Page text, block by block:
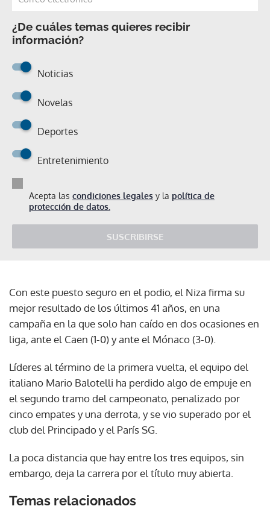
¿De cuáles temas quieres recibir
información?
Noticias
Novelas
Deportes
Entretenimiento
Acepta las condiciones legales y la política de
protección de datos.
SUSCRIBIRSE
Con este puesto seguro en el podio, el Niza firma su
mejor resultado de los últimos 41 años, en una
campaña en la que solo han caído en dos ocasiones en
liga, ante el Caen (1-0) y ante el Mónaco (3-0).
Líderes al término de la primera vuelta, el equipo del
italiano Mario Balotelli ha perdido algo de empuje en
el segundo tramo del campeonato, penalizado por
cinco empates y una derrota, y se vio superado por el
club del Principado y el París SG.
La poca distancia que hay entre los tres equipos, sin
embargo, deja la carrera por el título muy abierta.
Temas relacionados